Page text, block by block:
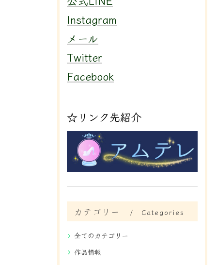
Instagram
メール
Twitter
Facebook
☆リンク先紹介
カテゴリー Categories
全てのカテゴリー
作品情報